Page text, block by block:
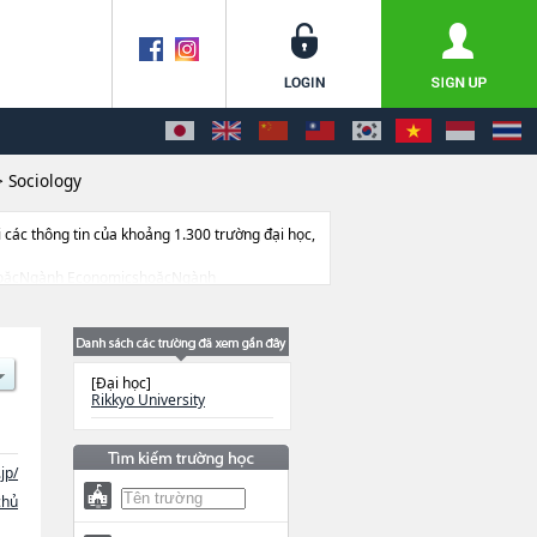
Sociology
các thông tin của khoảng 1.300 trường đại học,
EconomicshoặcNgành
tin về từng ngành học, thông tin liên quan
[Đại học]
Rikkyo University